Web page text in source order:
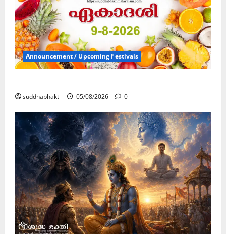
Announcement / Upcoming Festivals
suddhabhakti 05/08/2026 0